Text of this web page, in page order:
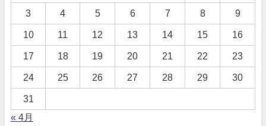
3 4 5 6 7 8 9
10 11 12 13 14 15 16
17 18 19 20 21 22 23
24 25 26 27 28 29 30
31
« 4月